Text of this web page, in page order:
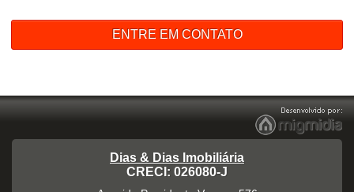
ENTRE EM CONTATO
Dias & Dias Imobiliária
CRECI: 026080-J